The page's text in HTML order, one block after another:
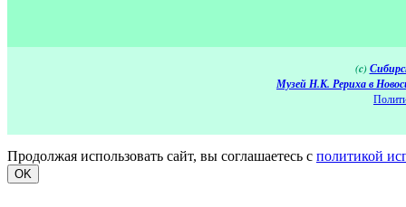
(c)
Музей Н.К. Рериха в
Продолжая использовать сайт, вы соглашаетесь с политикой
OK